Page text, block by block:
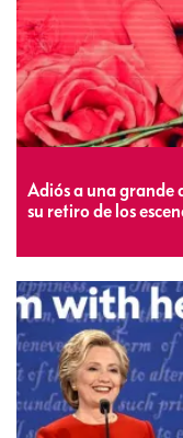
Adiós a una grande
su retiro de los